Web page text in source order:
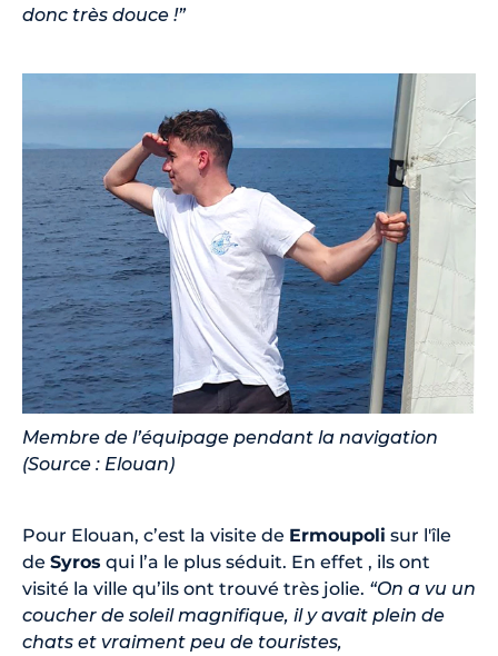
donc très douce !”
Membre de l’équipage pendant la navigation
(Source : Elouan)
Pour Elouan, c’est la visite de Ermoupoli sur l'île
de Syros qui l’a le plus séduit. En effet , ils ont
visité la ville qu’ils ont trouvé très jolie. “On a vu un
coucher de soleil magnifique, il y avait plein de
chats et vraiment peu de touristes,